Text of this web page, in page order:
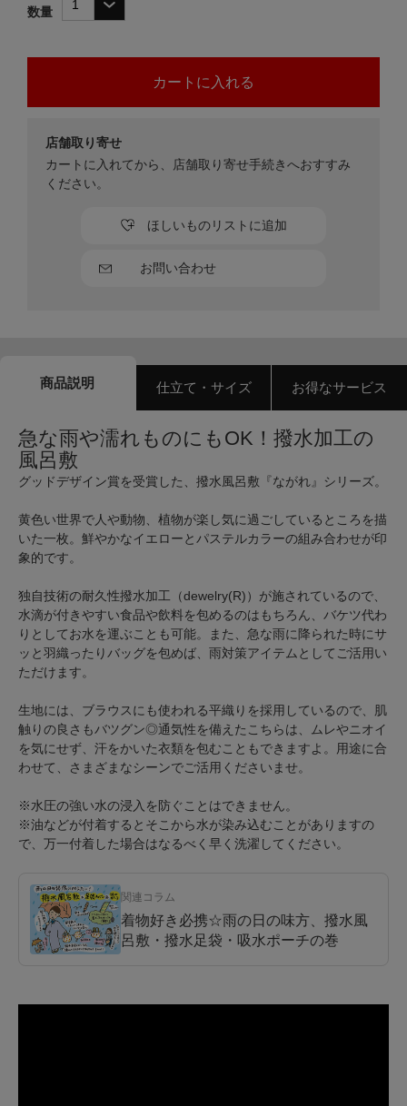
数量
お問い合わせ
ほしいものリストに追加
店舗取り寄せ
カートに入れてから、店舗取り寄せ手続きへおすすみ
ください。
商品説明 仕立て・サイズ お得なサービス
急な雨や濡れものにもOK！撥水加工の
風呂敷
グッドデザイン賞を受賞した、撥水風呂敷『ながれ』シリーズ。
黄色い世界で人や動物、植物が楽し気に過ごしているところを描
いた一枚。鮮やかなイエローとパステルカラーの組み合わせが印
象的です。
独自技術の耐久性撥水加工（dewelry(R)）が施されているので、
水滴が付きやすい食品や飲料を包めるのはもちろん、バケツ代わ
りとしてお水を運ぶことも可能。また、急な雨に降られた時にサ
ッと羽織ったりバッグを包めば、雨対策アイテムとしてご活用い
ただけます。
生地には、ブラウスにも使われる平織りを採用しているので、肌
触りの良さもバツグン◎通気性を備えたこちらは、ムレやニオイ
を気にせず、汗をかいた衣類を包むこともできますよ。用途に合
わせて、さまざまなシーンでご活用くださいませ。
※水圧の強い水の浸入を防ぐことはできません。
※油などが付着するとそこから水が染み込むことがありますの
で、万一付着した場合はなるべく早く洗濯してください。
関連コラム
着物好き必携☆雨の日の味方、撥水風
呂敷・撥水足袋・吸水ポーチの巻